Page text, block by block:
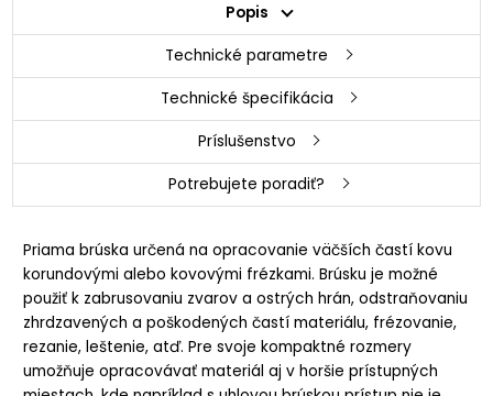
Popis
Technické parametre
Technické špecifikácia
Príslušenstvo
Potrebujete poradiť?
Priama brúska určená na opracovanie väčších častí kovu
korundovými alebo kovovými frézkami. Brúsku je možné
použiť k zabrusovaniu zvarov a ostrých hrán, odstraňovaniu
zhrdzavených a poškodených častí materiálu, frézovanie,
rezanie, leštenie, atď. Pre svoje kompaktné rozmery
umožňuje opracovávať materiál aj v horšie prístupných